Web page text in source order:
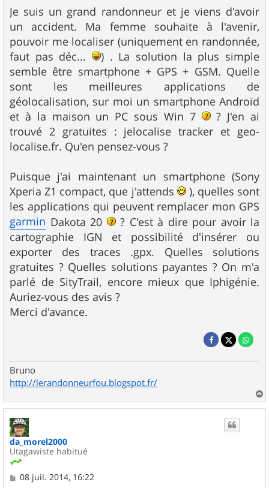
g
e
Je suis un grand randonneur et je viens d'avoir
un accident. Ma femme souhaite à l'avenir,
pouvoir me localiser (uniquement en randonnée,
faut pas déc...
) . La solution la plus simple
semble être smartphone + GPS + GSM. Quelle
sont les meilleures applications de
géolocalisation, sur moi un smartphone Androïd
et à la maison un PC sous Win 7
? J'en ai
trouvé 2 gratuites : jelocalise tracker et geo-
localise.fr. Qu'en pensez-vous ?
Puisque j'ai maintenant un smartphone (Sony
Xperia Z1 compact, que j'attends
), quelles sont
les applications qui peuvent remplacer mon GPS
garmin Dakota 20
? C'est à dire pour avoir la
cartographie IGN et possibilité d'insérer ou
exporter des traces .gpx. Quelles solutions
gratuites ? Quelles solutions payantes ? On m'a
parlé de SityTrail, encore mieux que Iphigénie.
Auriez-vous des avis ?
Merci d'avance.
Bruno
http://lerandonneurfou.blogspot.fr/
a
u
da_morel2000
Utagawiste habitué
M
08 juil. 2014, 16:22